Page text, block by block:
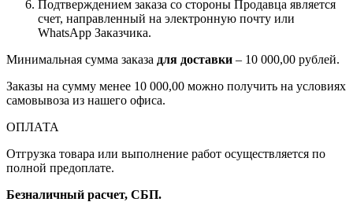
Подтверждением заказа со стороны Продавца является
счет, направленный на электронную почту или
WhatsApp Заказчика.
Минимальная сумма заказа для доставки – 10 000,00 рублей.
Заказы на сумму менее 10 000,00 можно получить на условиях
самовывоза из нашего офиса.
ОПЛАТА
Отгрузка товара или выполнение работ осуществляется по
полной предоплате.
Безналичный расчет, СБП.